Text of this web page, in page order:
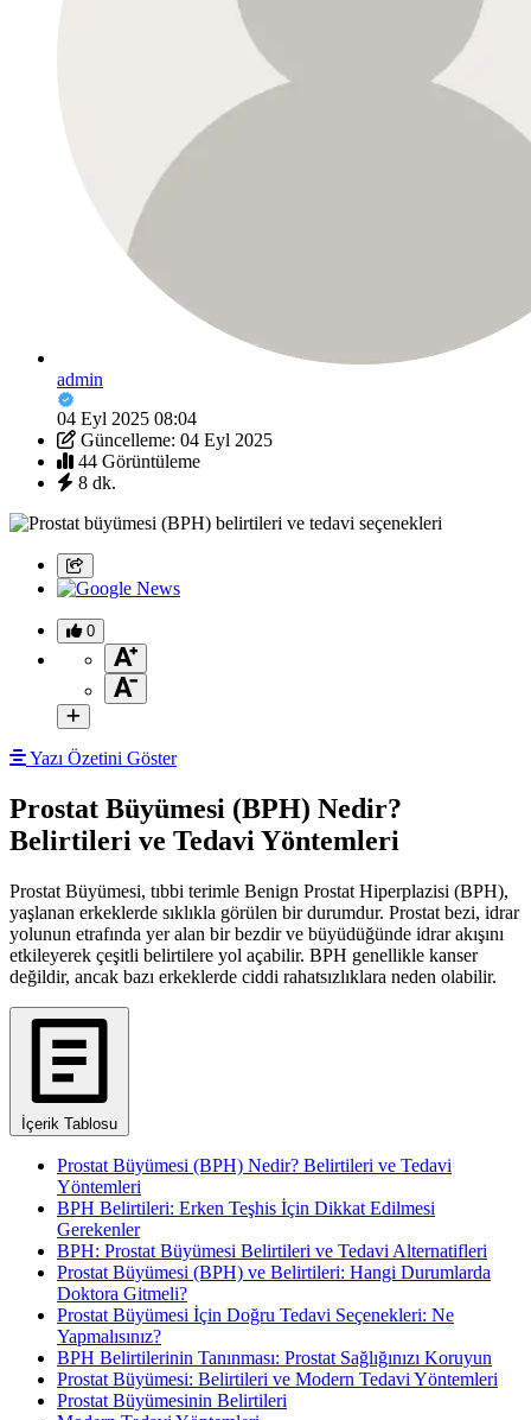
admin
04 Eyl 2025 08:04
Güncelleme: 04 Eyl 2025
44 Görüntüleme
8 dk.
0
Yazı Özetini Göster
Prostat Büyümesi (BPH) Nedir?
Belirtileri ve Tedavi Yöntemleri
Prostat Büyümesi, tıbbi terimle Benign Prostat Hiperplazisi (BPH),
yaşlanan erkeklerde sıklıkla görülen bir durumdur. Prostat bezi, idrar
yolunun etrafında yer alan bir bezdir ve büyüdüğünde idrar akışını
etkileyerek çeşitli belirtilere yol açabilir. BPH genellikle kanser
değildir, ancak bazı erkeklerde ciddi rahatsızlıklara neden olabilir.
İçerik Tablosu
Prostat Büyümesi (BPH) Nedir? Belirtileri ve Tedavi
Yöntemleri
BPH Belirtileri: Erken Teşhis İçin Dikkat Edilmesi
Gerekenler
BPH: Prostat Büyümesi Belirtileri ve Tedavi Alternatifleri
Prostat Büyümesi (BPH) ve Belirtileri: Hangi Durumlarda
Doktora Gitmeli?
Prostat Büyümesi İçin Doğru Tedavi Seçenekleri: Ne
Yapmalısınız?
BPH Belirtilerinin Tanınması: Prostat Sağlığınızı Koruyun
Prostat Büyümesi: Belirtileri ve Modern Tedavi Yöntemleri
Prostat Büyümesinin Belirtileri